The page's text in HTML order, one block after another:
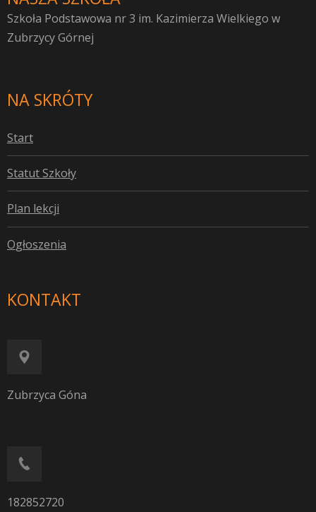
Szkoła Podstawowa nr 3 im. Kazimierza Wielkiego w
Zubrzycy Górnej
NA SKRÓTY
Start
Statut Szkoły
Plan lekcji
Ogłoszenia
KONTAKT
Zubrzyca Góna
182852720